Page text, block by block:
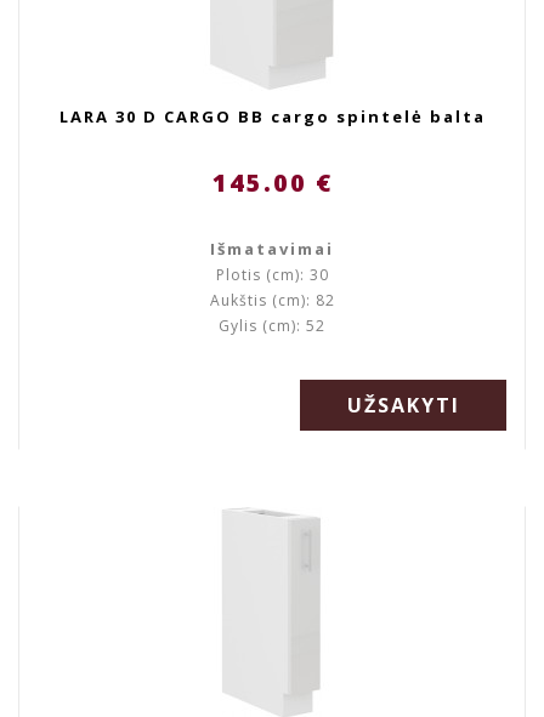
LARA 30 D CARGO BB cargo spintelė balta
145.00 €
Išmatavimai
Plotis (cm): 30
Aukštis (cm): 82
Gylis (cm): 52
UŽSAKYTI